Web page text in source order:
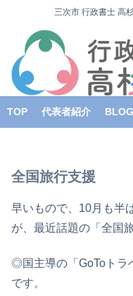
三次市 行政書士 高
TOP 代表者紹介 BLOG
全国旅行支援
早いもので、10月も半
が、最近話題の「全国
◎国主導の「GoToトラ
です。